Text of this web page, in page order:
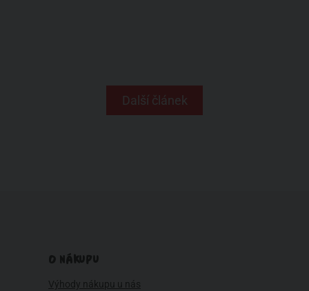
Další článek
O NÁKUPU
Výhody nákupu u nás